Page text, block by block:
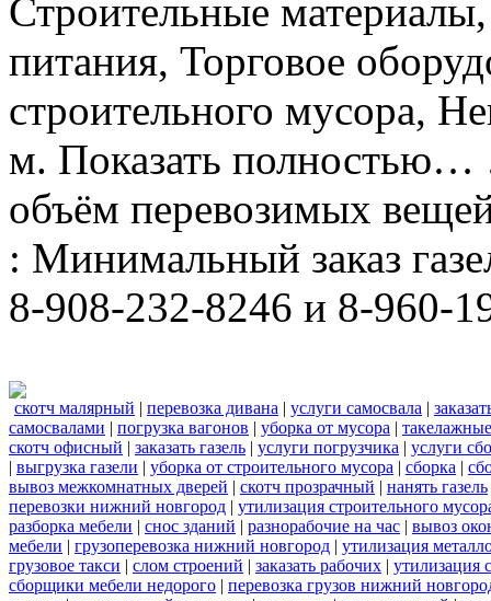
Строительные
питания, Торговое
строительного мусора,
м. Показать полностью…
объём перевозимых
: Минимальный заказ
8-908-232-8246 и 8-960-
скотч малярный | перевозка дивана | услуги самосвала |
самосвалами | погрузка вагонов | уборка от мусора |
скотч офисный | заказать газель | услуги погрузчика | услуги
| выгрузка газели | уборка от строительного мусора | сборка |
вывоз межкомнатных дверей | скотч прозрачный | нанять газель
перевозки нижний новгород | утилизация строительного
разборка мебели | снос зданий | разнорабочие на час | вывоз
мебели | грузоперевозка нижний новгород | утилизация
грузовое такси | слом строений | заказать рабочих | утилизация
сборщики мебели недорого | перевозка грузов нижний